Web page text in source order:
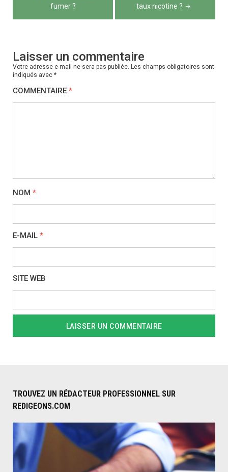
l’article
fumer ?
taux nicotine ?
Laisser un commentaire
Votre adresse e-mail ne sera pas publiée. Les champs obligatoires sont
indiqués avec *
COMMENTAIRE *
NOM *
E-MAIL *
SITE WEB
TROUVEZ UN RÉDACTEUR PROFESSIONNEL SUR
REDIGEONS.COM